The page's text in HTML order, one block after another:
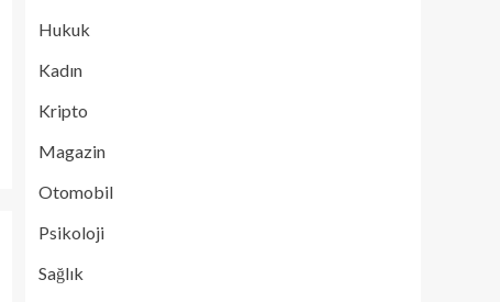
Hukuk
Kadın
Kripto
Magazin
Otomobil
Psikoloji
Sağlık